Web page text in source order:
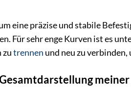
eine präzise und stabile
Für sehr enge Kurven ist es
zutrennen und neu zu